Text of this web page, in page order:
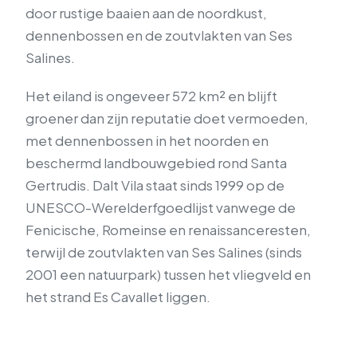
door rustige baaien aan de noordkust,
dennenbossen en de zoutvlakten van Ses
Salines.
Het eiland is ongeveer 572 km² en blijft
groener dan zijn reputatie doet vermoeden,
met dennenbossen in het noorden en
beschermd landbouwgebied rond Santa
Gertrudis. Dalt Vila staat sinds 1999 op de
UNESCO-Werelderfgoedlijst vanwege de
Fenicische, Romeinse en renaissanceresten,
terwijl de zoutvlakten van Ses Salines (sinds
2001 een natuurpark) tussen het vliegveld en
het strand Es Cavallet liggen.